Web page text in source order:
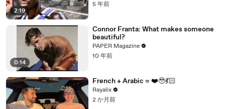
2:19
5 年前
0:14
Connor Franta: What makes someone
beautiful?
PAPER Magazine
10 年前
French + Arabic = ❤️‍🥹💃🏻
Rayalix
2 か月前